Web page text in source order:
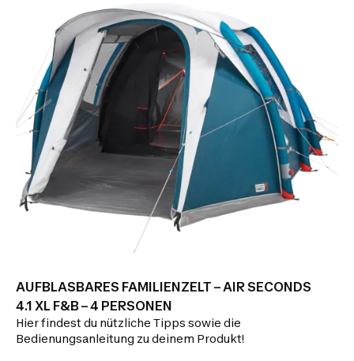
AUFBLASBARES FAMILIENZELT – AIR SECONDS
4.1 XL F&B – 4 PERSONEN
Hier findest du nützliche Tipps sowie die
Bedienungsanleitung zu deinem Produkt!